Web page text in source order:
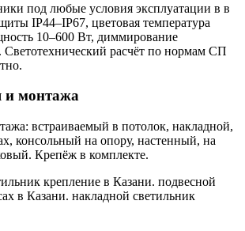
под любые условия эксплуатации в в
IP44–IP67, цветовая температура
10–600 Вт, диммирование
расчёт по нормам СП
и монтажа
встраиваемый в потолок, накладной,
консольный на опору, настенный, на
Крепёж в комплекте.
крепление в Казани. подвесной
в Казани. накладной светильник